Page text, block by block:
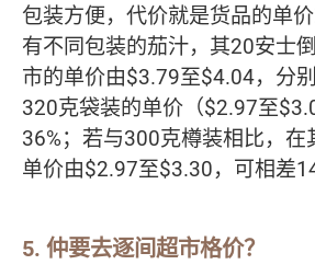
包装方便，代价就是货品的单
有不同包装的茄汁，其20安士
市的单价由$3.79至$4.04，分
320克袋装的单价（$2.97至
36%；若与300克樽装相比，在
单价由$2.97至$3.30，可相差
5. 仲要去逐间超市格价？